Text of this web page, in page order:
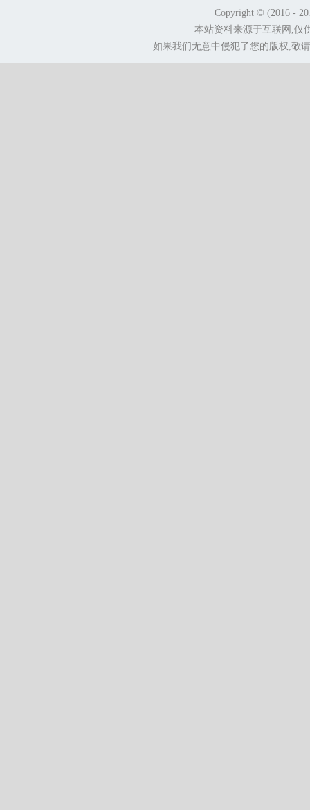
Copyright © (2016 -
本站资料来源于互联网,仅
如果我们无意中侵犯了您的版权,敬